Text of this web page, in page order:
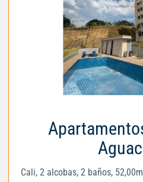
Cali, 2 alcobas, 2 baños,